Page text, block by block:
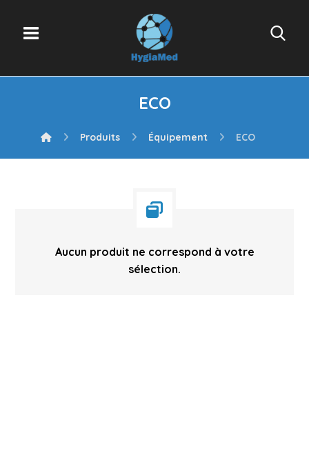
ECO
Produits Équipement ECO
Aucun produit ne correspond à votre
sélection.